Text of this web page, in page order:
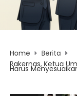
Home
Berita
Rakernas, Ketua
Harus